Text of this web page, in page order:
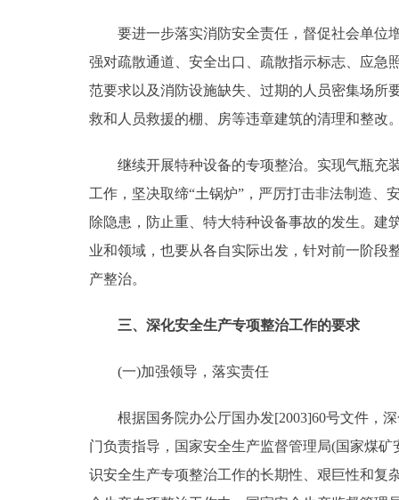
要进一步落实消防安全责任，督促社会单位增
强对疏散通道、安全出口、疏散指示标志、应急
范要求以及消防设施缺失、过期的人员密集场所
救和人员救援的棚、房等违章建筑的清理和整改
继续开展特种设备的专项整治。实现气瓶充装
工作，坚决取缔“土锅炉”，严厉打击非法制造、
除隐患，防止重、特大特种设备事故的发生。
业和领域，也要从各自实际出发，针对前一阶段
产整治。
三、深化安全生产专项整治工作的要求
(一)加强领导，落实责任
根据国务院办公厅国办发[2003]60号文件，深
门负责指导，国家安全生产监督管理局(国家煤
识安全生产专项整治工作的长期性、艰巨性和复